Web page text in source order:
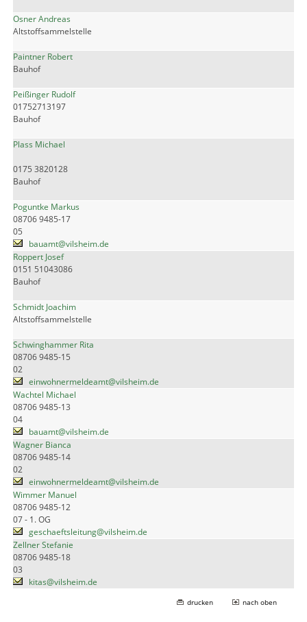
Osner Andreas
Altstoffsammelstelle
Paintner Robert
Bauhof
Peißinger Rudolf
01752713197
Bauhof
Plass Michael
0175 3820128
Bauhof
Poguntke Markus
08706 9485-17
05
bauamt@vilsheim.de
Roppert Josef
0151 51043086
Bauhof
Schmidt Joachim
Altstoffsammelstelle
Schwinghammer Rita
08706 9485-15
02
einwohnermeldeamt@vilsheim.de
Wachtel Michael
08706 9485-13
04
bauamt@vilsheim.de
Wagner Bianca
08706 9485-14
02
einwohnermeldeamt@vilsheim.de
Wimmer Manuel
08706 9485-12
07 - 1. OG
geschaeftsleitung@vilsheim.de
Zellner Stefanie
08706 9485-18
03
kitas@vilsheim.de
drucken nach oben